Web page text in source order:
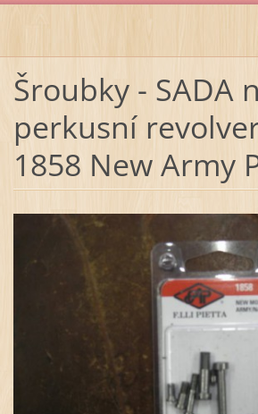
Šroubky - SADA
perkusní
1858 New Army